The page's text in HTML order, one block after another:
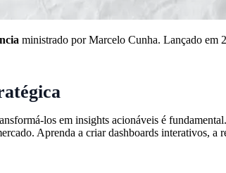
ministrado por Marcelo Cunha. Lançado em
los em insights acionáveis é
Aprenda a criar dashboards interativos, a